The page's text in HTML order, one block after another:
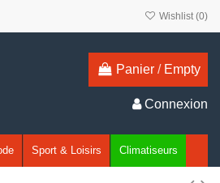
Wishlist (0)
Panier / Empty
Connexion
Sport & Loisirs Climatiseurs